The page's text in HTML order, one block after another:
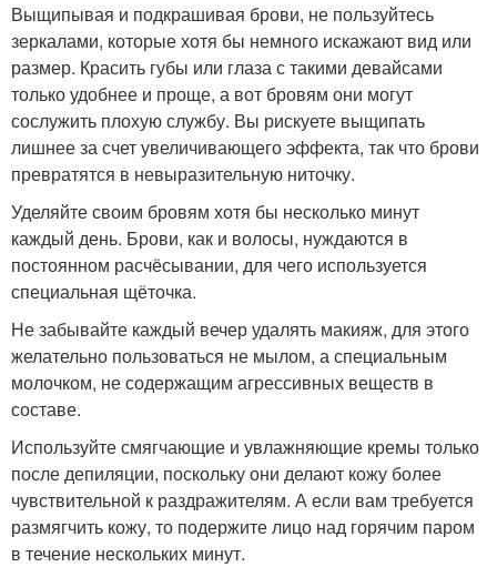
Выщипывая и подкрашивая брови, не пользуйтесь
зеркалами, которые хотя бы немного искажают вид или
размер. Красить губы или глаза с такими девайсами
только удобнее и проще, а вот бровям они могут
сослужить плохую службу. Вы рискуете выщипать
лишнее за счет увеличивающего эффекта, так что брови
превратятся в невыразительную ниточку.
Уделяйте своим бровям хотя бы несколько минут
каждый день. Брови, как и волосы, нуждаются в
постоянном расчёсывании, для чего используется
специальная щёточка.
Не забывайте каждый вечер удалять макияж, для этого
желательно пользоваться не мылом, а специальным
молочком, не содержащим агрессивных веществ в
составе.
Используйте смягчающие и увлажняющие кремы только
после депиляции, поскольку они делают кожу более
чувствительной к раздражителям. А если вам требуется
размягчить кожу, то подержите лицо над горячим паром
в течение нескольких минут.